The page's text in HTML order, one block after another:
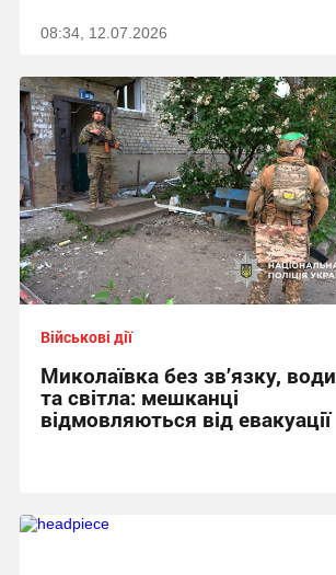
08:34, 12.07.2026
Військові дії
Миколаївка без зв’язку, води
та світла: мешканці
відмовляються від евакуації